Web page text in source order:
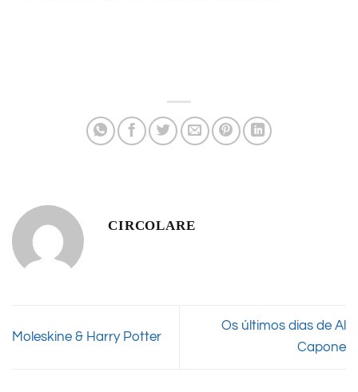
CIRCOLARE
Moleskine & Harry Potter
Os últimos dias de Al
Capone